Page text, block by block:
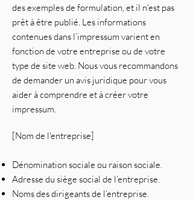
des exemples de formulation, et il n'est pas
prêt à être publié. Les informations
contenues dans l’impressum varient en
fonction de votre entreprise ou de votre
type de site web. Nous vous recommandons
de demander un avis juridique pour vous
aider à comprendre et à créer votre
impressum.
[Nom de l'entreprise]
Dénomination sociale ou raison sociale.
Adresse du siège social de l’entreprise.
Noms des dirigeants de l’entreprise.